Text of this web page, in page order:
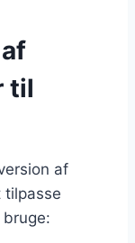
til
af
tilpasse